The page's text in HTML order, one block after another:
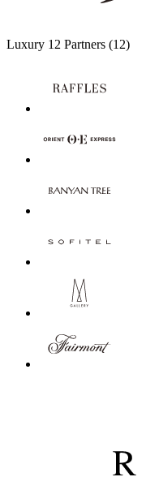
Luxury 12 Partners (12)